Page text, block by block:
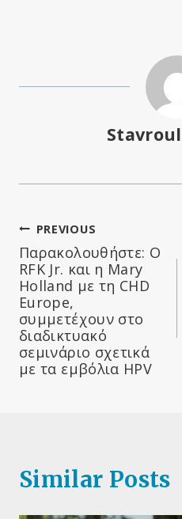
Πλοήγηση
άρθρων
PREVIOUS
Παρακολουθήστε: Ο
RFK Jr. και η Mary
Holland με τη CHD
Europe,
συμμετέχουν στο
διαδικτυακό
σεμινάριο σχετικά
με τα εμβόλια HPV
Similar Posts